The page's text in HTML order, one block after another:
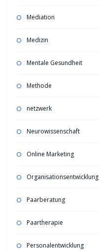
Mediation
Medizin
Mentale Gesundheit
Methode
netzwerk
Neurowissenschaft
Online Marketing
Organisationsentwicklung
Paarberatung
Paartherapie
Personalentwicklung